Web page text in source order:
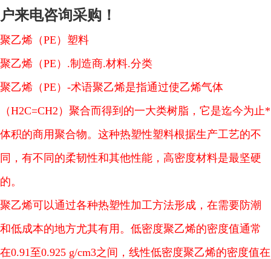
户来电咨询采购！
聚乙烯（PE）塑料
聚乙烯（PE）.制造商.材料.分类
聚乙烯（PE）-术语聚乙烯是指通过使乙烯气体
（H2C=CH2）聚合而得到的一大类树脂，它是迄今为止*
体积的商用聚合物。这种热塑性塑料根据生产工艺的不
同，有不同的柔韧性和其他性能，高密度材料是最坚硬
的。
聚乙烯可以通过各种热塑性加工方法形成，在需要防潮
和低成本的地方尤其有用。低密度聚乙烯的密度值通常
在0.91至0.925 g/cm3之间，线性低密度聚乙烯的密度值在